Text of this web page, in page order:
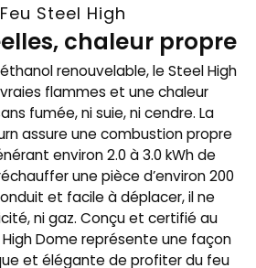
Steel High
chaleur propre
renouvelable, le Steel High
flammes et une chaleur
fumée, ni suie, ni cendre. La
assure une combustion propre
environ 2.0 à 3.0 kWh de
une pièce d’environ 200
et facile à déplacer, il ne
ni gaz. Conçu et certifié au
Dome représente une façon
et élégante de profiter du feu